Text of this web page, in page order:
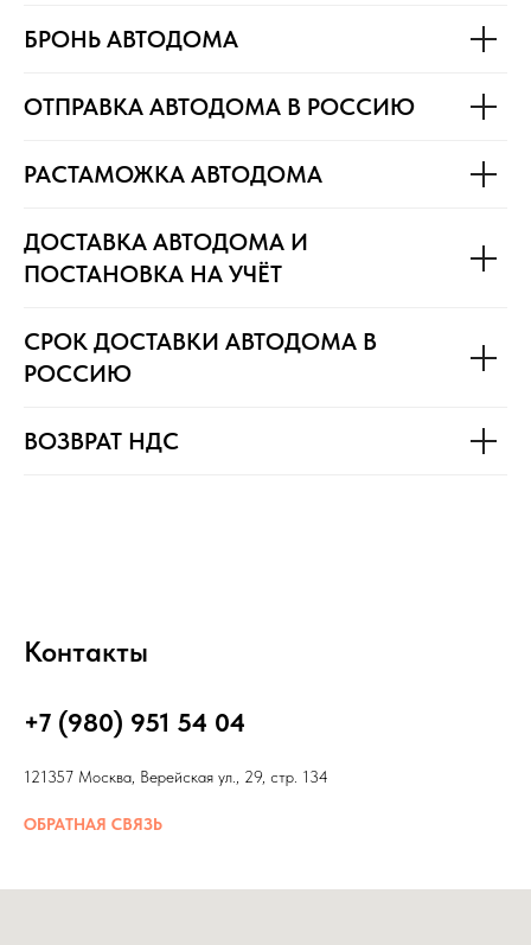
БРОНЬ АВТОДОМА
ОТПРАВКА АВТОДОМА В РОССИЮ
РАСТАМОЖКА АВТОДОМА
ДОСТАВКА АВТОДОМА И
ПОСТАНОВКА НА УЧЁТ
СРОК ДОСТАВКИ АВТОДОМА В
РОССИЮ
ВОЗВРАТ НДС
Контакты
+7 (980) 951 54 04
121357 Москва, Верейская ул., 29, стр. 134
ОБРАТНАЯ СВЯЗЬ